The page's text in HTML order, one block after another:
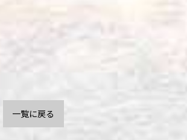
一覧に戻る